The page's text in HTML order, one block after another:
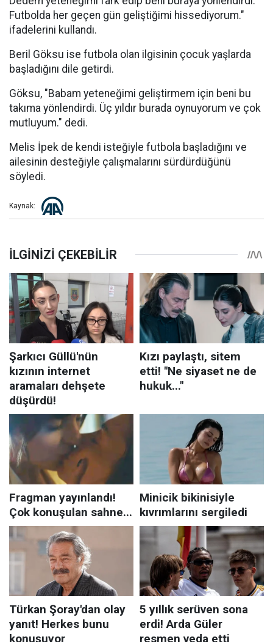
Futbolda her geçen gün geliştiğimi hissediyorum."
ifadelerini kullandı.
Beril Göksu ise futbola olan ilgisinin çocuk yaşlarda
başladığını dile getirdi.
Göksu, "Babam yeteneğimi geliştirmem için beni bu
takıma yönlendirdi. Üç yıldır burada oynuyorum ve çok
mutluyum." dedi.
Melis İpek de kendi isteğiyle futbola başladığını ve
ailesinin desteğiyle çalışmalarını sürdürdüğünü
söyledi.
Kaynak: